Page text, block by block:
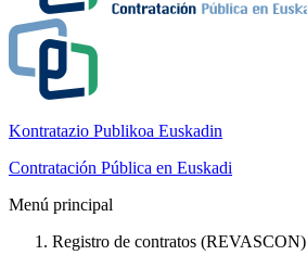
Kontratazio Publikoa Euskadin
Contratación Pública en Euskadi
Menú principal
Registro de contratos (REVASCON)